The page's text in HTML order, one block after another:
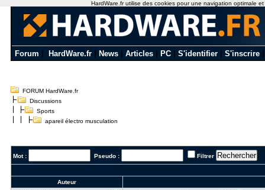
Forum HardWare.fr News Articles PC S'identifier S'inscrire
FORUM HardWare.fr
Discussions
Sports
apareil électro musculation
Mot : Pseudo : Filtrer
Auteur
HardWare.fr utilise des cookies pour une navigation optimale